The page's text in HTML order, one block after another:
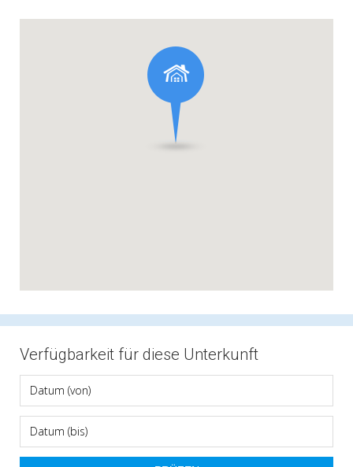
Verfügbarkeit für diese Unterkunft